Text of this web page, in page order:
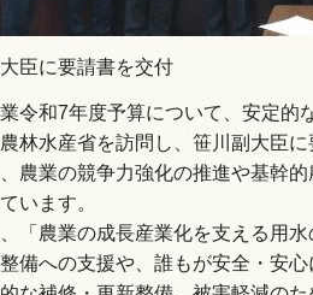
臣に要請書を交付
令和7年度予算について、安定
林水産省を訪問し、笹川副大臣に
農業の競争力強化の推進や基幹
います。
「農業の成長産業化を支える用
備への支援や、誰もが安全・安